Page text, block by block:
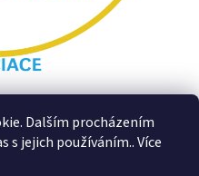
Dalším procházením
s jejich používáním.. Více